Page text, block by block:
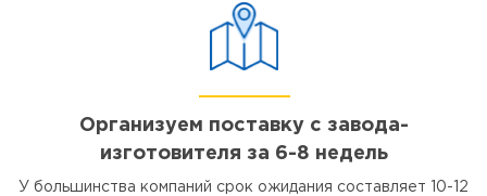
Организуем поставку с завода-
изготовителя за 6-8 недель
У большинства компаний срок ожидания составляет 10-12